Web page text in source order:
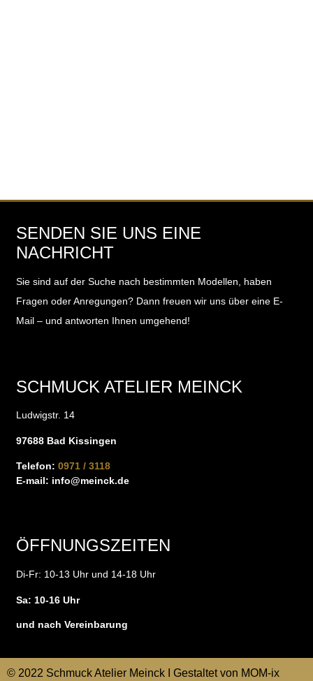
SENDEN SIE UNS EINE
NACHRICHT
Sie sind auf der Suche nach bestimmten Modellen, haben
Fragen oder Anregungen? Dann freuen wir uns über eine E-
Mail – und antworten Ihnen umgehend!
SCHMUCK ATELIER MEINCK
Ludwigstr. 14
97688 Bad Kissingen
Telefon: 0971 / 3118
E-mail: info@meinck.de
ÖFFNUNGSZEITEN
Di-Fr: 10-13 Uhr und 14-18 Uhr
Sa: 10-16 Uhr
und nach Vereinbarung
© 2022 Schmuck Atelier Meinck I Gestaltet von MOM-ix